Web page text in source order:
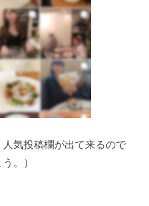
人気投稿欄が出て来るので
。）